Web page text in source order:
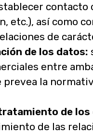
etc.), así como
de
de los datos:
entre
la
de los
de las